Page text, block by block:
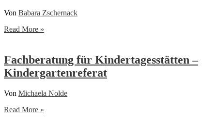
Von Babara Zschernack
Frauennotruf
–
Fachstelle
zum
Thema
sexualisierte
Gewalt
Read More »
Fachberatung für Kindertagesstätten –
Kindergartenreferat
Von Michaela Nolde
Fachberatung
Read More »